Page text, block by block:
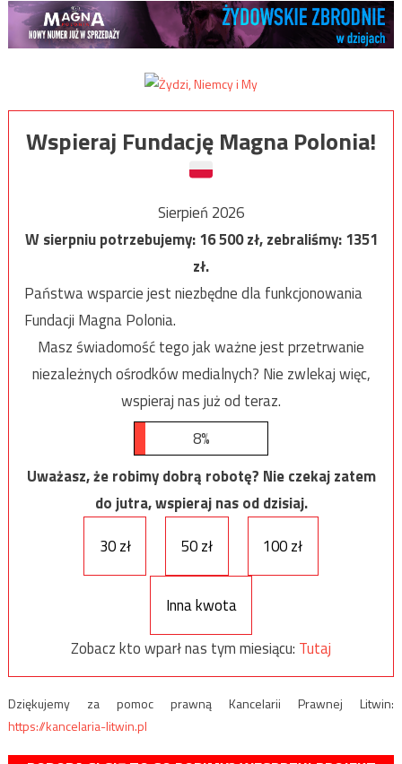
Wspieraj Fundację Magna Polonia!
Sierpień 2026
W sierpniu potrzebujemy:16 500zł, zebraliśmy:1351
zł.
Państwa wsparcie jest niezbędne dla funkcjonowania
Fundacji Magna Polonia.
Masz świadomość tego jak ważne jest przetrwanie
niezależnych ośrodków medialnych? Nie zwlekaj więc,
wspieraj nas już od teraz.
8%
Uważasz, że robimy dobrą robotę? Nie czekaj zatem
do jutra, wspieraj nas od dzisiaj.
30 zł
50 zł 100 zł
Inna kwota
Zobacz kto wparł nas tym miesiącu: Tutaj
Dziękujemy za pomoc prawną Kancelarii Prawnej Litwin:
https://kancelaria-litwin.pl